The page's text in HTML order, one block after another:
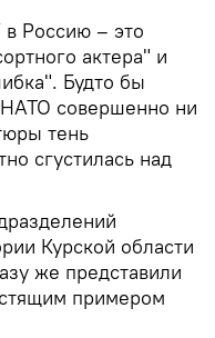
Россию – это
актера" и
Будто бы
совершенно ни
тень
сгустилась над
Курской области
же представили
примером